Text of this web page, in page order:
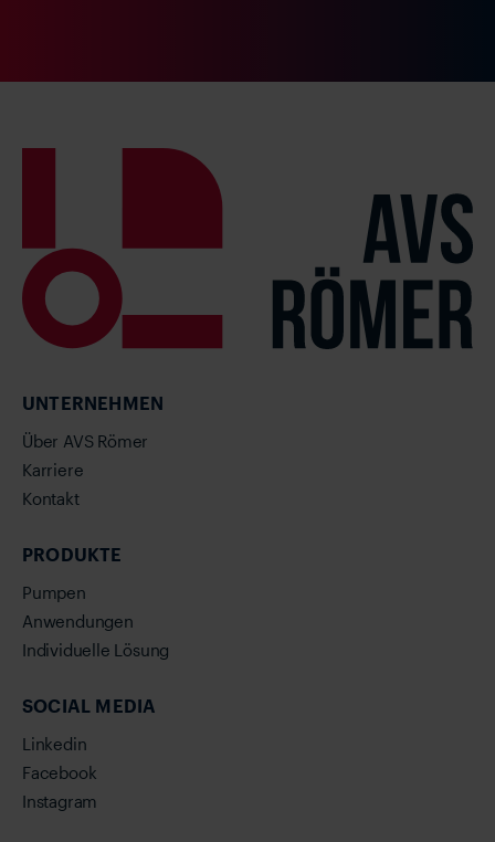
UNTERNEHMEN
Über AVS Römer
Karriere
Kontakt
PRODUKTE
Pumpen
Anwendungen
Individuelle Lösung
SOCIAL MEDIA
Linkedin
Facebook
Instagram